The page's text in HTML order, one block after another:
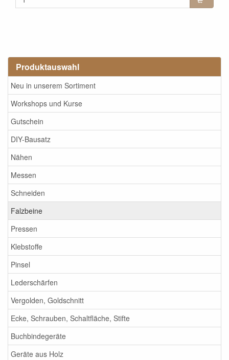
Produktauswahl
Neu in unserem Sortiment
Workshops und Kurse
Gutschein
DIY-Bausatz
Nähen
Messen
Schneiden
Falzbeine
Pressen
Klebstoffe
Pinsel
Lederschärfen
Vergolden, Goldschnitt
Ecke, Schrauben, Schaltfläche, Stifte
Buchbindegeräte
Geräte aus Holz